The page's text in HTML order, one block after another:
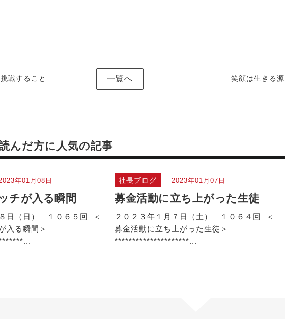
戦すること 笑顔は生きる源
一覧へ
んだ方に 人気の記事
年01月08日
チが入る瞬間
日（日） １０６５回 ＜
入る瞬間＞
社長ブログ 2023年01月07日
募金活動に立ち上がった生徒
２０２３年１月７日（土） １０６４回 ＜
募金活動に立ち上がった生徒＞
*********************...